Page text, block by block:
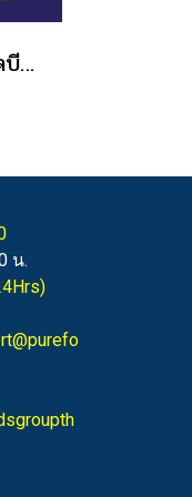
ชีสโตะจัง ซาวครีม หลอดบีบ 90 กรัม ราคาส่ง
น.